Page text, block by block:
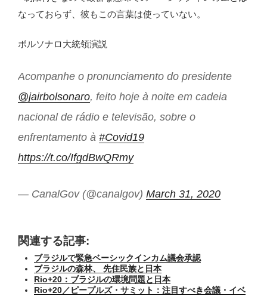
なっておらず、彼もこの言葉は使っていない。
ボルソナロ大統領演説
Acompanhe o pronunciamento do presidente
@jairbolsonaro, feito hoje à noite em cadeia
nacional de rádio e televisão, sobre o
enfrentamento à #Covid19
https://t.co/IfgdBwQRmy
— CanalGov (@canalgov) March 31, 2020
関連する記事:
ブラジルで緊急ベーシックインカム議会承認
ブラジルの森林、 先住民族と日本
Rio+20：ブラジルの環境問題と日本
Rio+20／ピープルズ・サミット：注目すべき会議・イベ